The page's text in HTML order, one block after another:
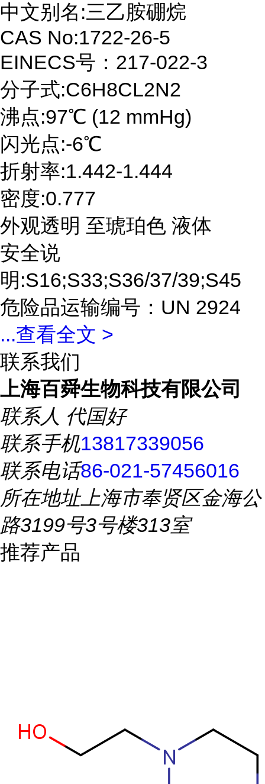
中文别名:三乙胺硼烷
CAS No:1722-26-5
EINECS号：217-022-3
分子式:C6H8CL2N2
沸点:97℃ (12 mmHg)
闪光点:-6℃
折射率:1.442-1.444
密度:0.777
外观透明 至琥珀色 液体
安全说
明:S16;S33;S36/37/39;S45
危险品运输编号：UN 2924
...查看全文 >
联系我们
上海百舜生物科技有限公司
联系人 代国好
联系手机13817339056
联系电话86-021-57456016
所在地址上海市奉贤区金海公
路3199号3号楼313室
推荐产品